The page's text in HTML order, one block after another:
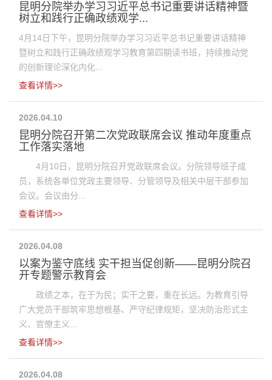
昆明分院举办学习习近平总书记重要讲话精神暨
树立和践行正确政绩观学...
4月14日下午，昆明分院举办学习习近平总书记重要讲话精神
暨树立和践行正确政绩观学习教育第四期读书班，持续推动党
的创新理论深化内化...
查看详情>>
2026.04.10
昆明分院召开第二次党政联席会议 推动年度重点
工作落实落地
4月10日，昆明分院召开党政联席会议。分院领导班子成
员，系统各单位党政主要领导、分管领导及相关中层干部参加
会议。会议由分...
查看详情>>
2026.04.08
以案为鉴守底线 实干担当促创新——昆明分院召
开专题警示教育会
政绩之本，在于为民；实干之要，重在长远。为教育引导
广大党员干部筑牢思想根基、严守纪律规矩，坚决防治形式主
义、官僚主义...
查看详情>>
2026.04.08